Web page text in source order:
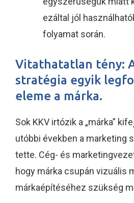
ezáltal jól
folyamat során.
Vitathatatlan tény:
stratégia egyik
eleme a márka.
Sok KKV irtózik a „márka”
utóbbi években a marketing
tette. Cég- és
hogy márka csupán vizuális
márkaépítéséhez szükség